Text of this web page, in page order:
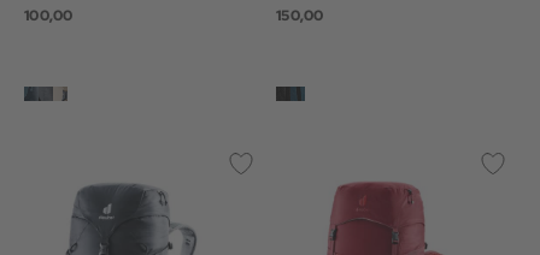
100,00 150,00